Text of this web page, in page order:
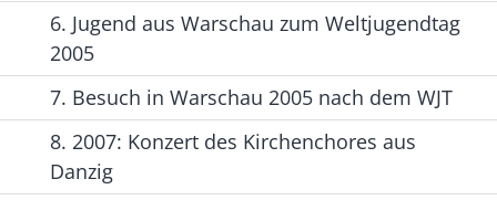
6. Jugend aus Warschau zum Weltjugendtag
2005
7. Besuch in Warschau 2005 nach dem WJT
8. 2007: Konzert des Kirchenchores aus
Danzig